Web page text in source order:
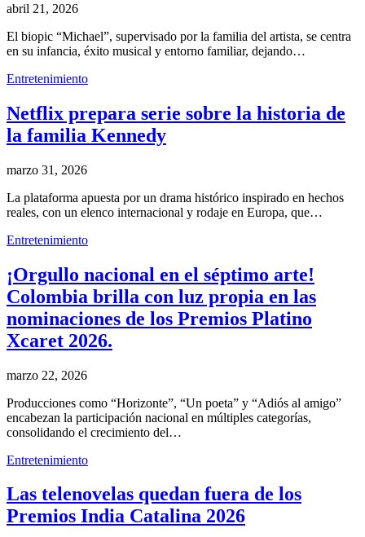
abril 21, 2026
El biopic “Michael”, supervisado por la familia del artista, se centra
en su infancia, éxito musical y entorno familiar, dejando…
Entretenimiento
Netflix prepara serie sobre la historia de
la familia Kennedy
marzo 31, 2026
La plataforma apuesta por un drama histórico inspirado en hechos
reales, con un elenco internacional y rodaje en Europa, que…
Entretenimiento
¡Orgullo nacional en el séptimo arte!
Colombia brilla con luz propia en las
nominaciones de los Premios Platino
Xcaret 2026.
marzo 22, 2026
Producciones como “Horizonte”, “Un poeta” y “Adiós al amigo”
encabezan la participación nacional en múltiples categorías,
consolidando el crecimiento del…
Entretenimiento
Las telenovelas quedan fuera de los
Premios India Catalina 2026